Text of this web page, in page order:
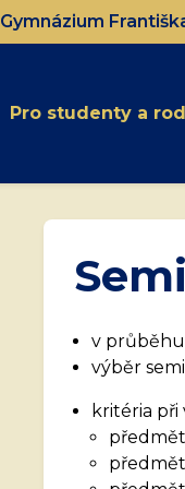
Gymnázium
Pro studenty a
v průběhu
výběr
kritéria při